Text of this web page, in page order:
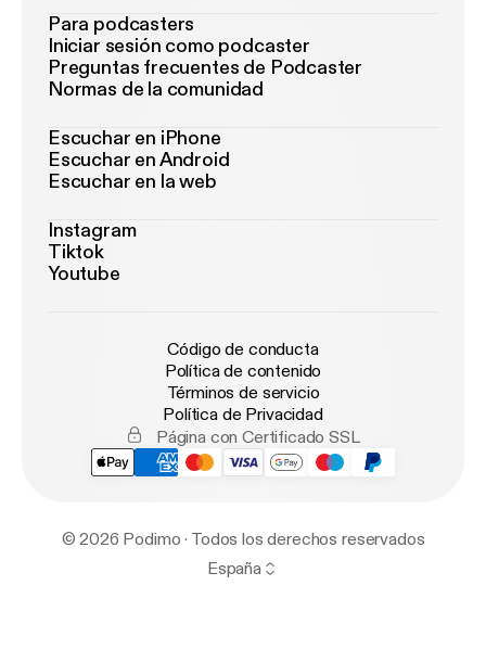
Para podcasters
Iniciar sesión como podcaster
Preguntas frecuentes de Podcaster
Normas de la comunidad
Escuchar en iPhone
Escuchar en Android
Escuchar en la web
Instagram
Tiktok
Youtube
Código de conducta
Política de contenido
Términos de servicio
Política de Privacidad
Página con Certificado SSL
© 2026 Podimo · Todos los derechos reservados
España